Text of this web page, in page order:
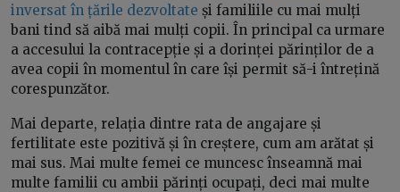
inversat în țările dezvoltate și familiile cu mai mulți
bani tind să aibă mai mulți copii. În principal ca urmare
a accesului la contracepție și a dorinței părinților de a
avea copii în momentul în care își permit să-i întrețină
corespunzător.
Mai departe, relația dintre rata de angajare și
fertilitate este pozitivă și în creștere, cum am arătat și
mai sus. Mai multe femei ce muncesc înseamnă mai
multe familii cu ambii părinți ocupați, deci mai multe